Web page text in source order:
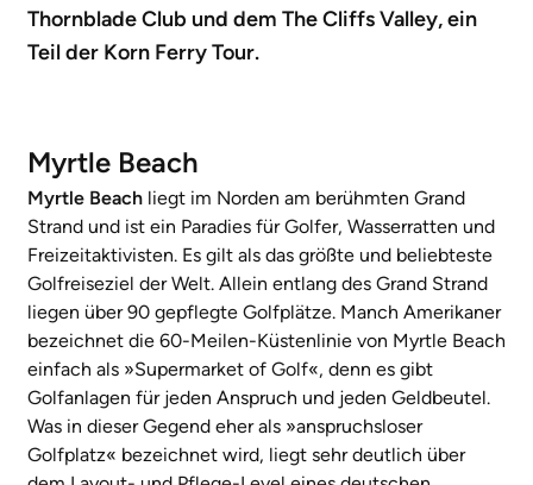
Thornblade Club und dem The Cliffs Valley, ein
Teil der Korn Ferry Tour.
Myrtle Beach
Myrtle Beach liegt im Norden am berühmten Grand
Strand und ist ein Paradies für Golfer, Wasserratten und
Freizeitaktivisten. Es gilt als das größte und beliebteste
Golfreiseziel der Welt. Allein entlang des Grand Strand
liegen über 90 gepflegte Golfplätze. Manch Amerikaner
bezeichnet die 60-Meilen-Küstenlinie von Myrtle Beach
einfach als »Supermarket of Golf«, denn es gibt
Golfanlagen für jeden Anspruch und jeden Geldbeutel.
Was in dieser Gegend eher als »anspruchsloser
Golfplatz« bezeichnet wird, liegt sehr deutlich über